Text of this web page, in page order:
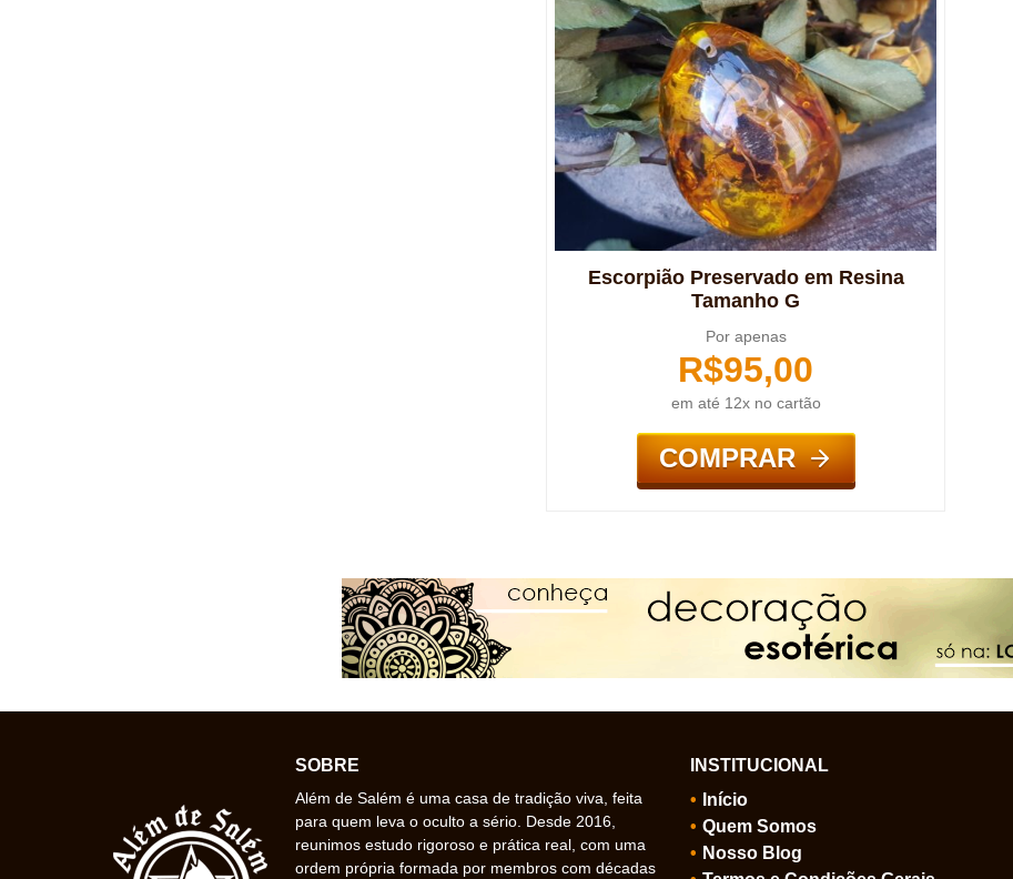
Escorpião Preservado em Resina
Tamanho G
Por apenas
R$95,00
em até 12x no cartão
COMPRAR
SOBRE
Além de Salém é uma casa de tradição viva, feita
para quem leva o oculto a sério. Desde 2016,
reunimos estudo rigoroso e prática real, com uma
ordem própria formada por membros com décadas
INSTITUCIONAL
Início
Quem Somos
Nosso Blog